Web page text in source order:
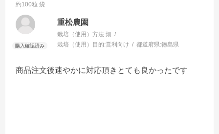
約100粒 袋
重松農園
栽培（使用）方法:畑
栽培（使用）目的:営利向け 都道府県:徳島県
商品注文後速やかに対応頂きとても良かったです